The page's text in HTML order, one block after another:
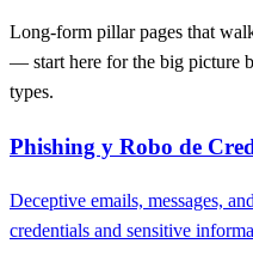
Long-form pillar pages that
— start here for the big picture
types.
Phishing y Robo de
Deceptive emails, messages,
credentials and sensitive